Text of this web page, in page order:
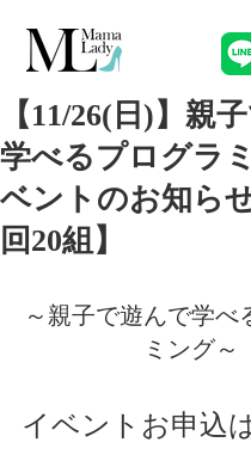
【11/26(日)】親
学べるプログラ
ベントのお知ら
回20組】
～親子で遊んで学べ
ミング～
イベントお申込